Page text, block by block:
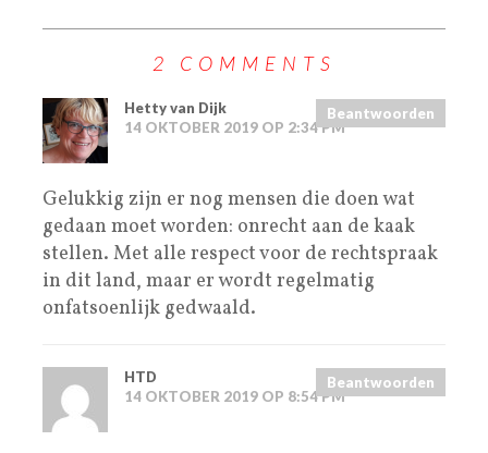
2 COMMENTS
Hetty van Dijk
14 OKTOBER 2019 OP 2:34 PM
Beantwoorden
Gelukkig zijn er nog mensen die doen wat
gedaan moet worden: onrecht aan de kaak
stellen. Met alle respect voor de rechtspraak
in dit land, maar er wordt regelmatig
onfatsoenlijk gedwaald.
HTD
14 OKTOBER 2019 OP 8:54 PM
Beantwoorden